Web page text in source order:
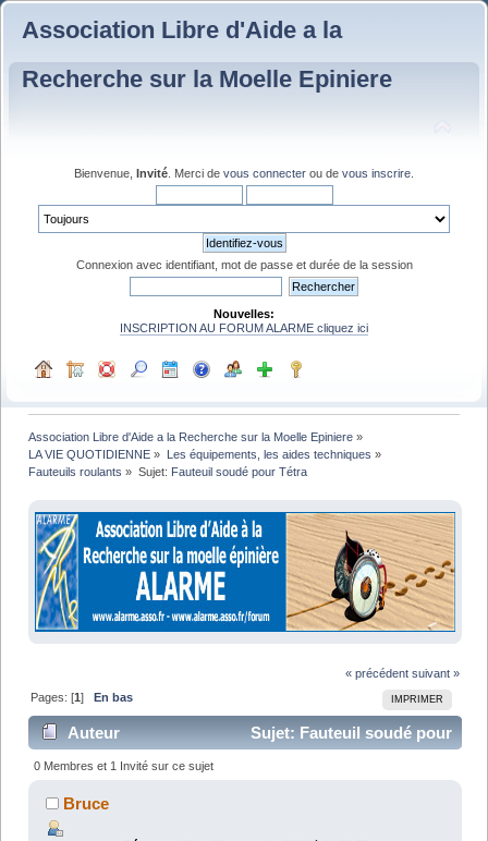
Association Libre d'Aide a la
Recherche sur la Moelle Epiniere
Bienvenue, Invité . Merci de vous connecter ou de vous inscrire
Connexion avec identifiant, mot de passe et durée de la session
Nouvelles:
INSCRIPTION AU FORUM ALARME cliquez ici
Association Libre d'Aide a la Recherche sur la Moelle Epiniere »
LA VIE QUOTIDIENNE » Les équipements, les aides techniques »
Fauteuils roulants » Sujet: Fauteuil soudé pour Tétra
« précédent suivant »
IMPRIMER
Pages: [1] En bas
Auteur
Sujet: Fauteuil soudé pour
Tétra (Lu 11333 fois)
0 Membres et 1 Invité sur ce sujet
Bruce